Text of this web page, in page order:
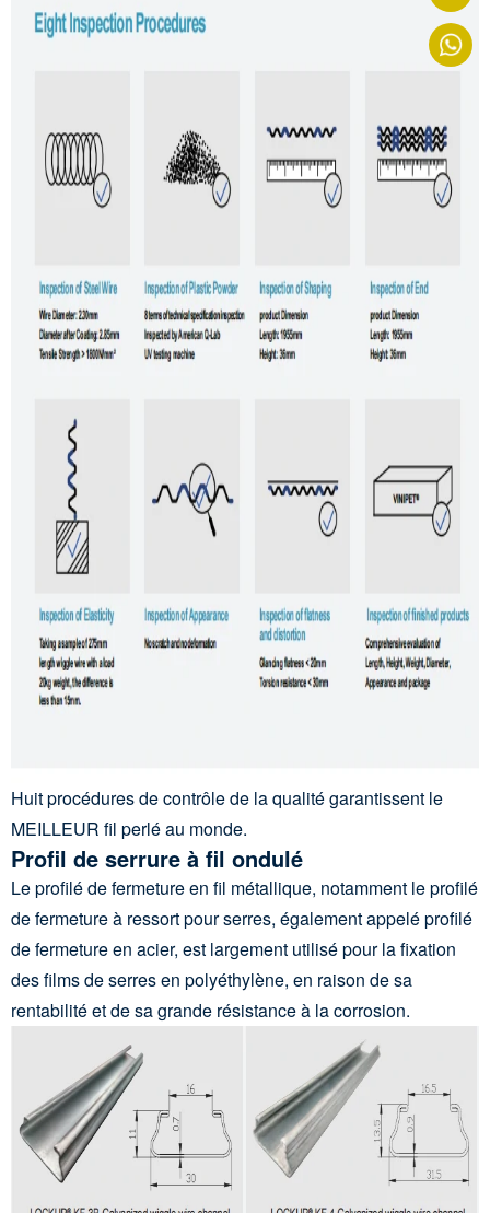
Huit procédures de contrôle de la qualité garantissent le
MEILLEUR fil perlé au monde.
Profil de serrure à fil ondulé
Le profilé de fermeture en fil métallique, notamment le profilé
de fermeture à ressort pour serres, également appelé profilé
de fermeture en acier, est largement utilisé pour la fixation
des films de serres en polyéthylène, en raison de sa
rentabilité et de sa grande résistance à la corrosion.